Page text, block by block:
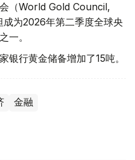
会（World Gold Council,
为2026年第二季度全球央
一。
银行黄金储备增加了15吨。
金融